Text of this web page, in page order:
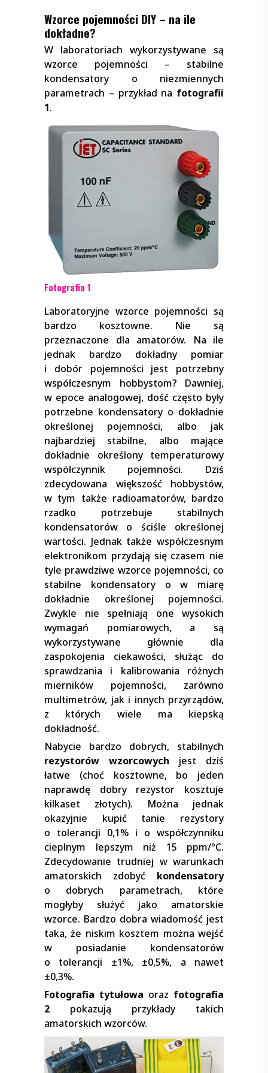
Wzorce pojemności DIY – na ile
dokładne?
W laboratoriach wykorzystywane są
wzorce pojemności – stabilne
kondensatory o niezmiennych
parametrach – przykład na fotografii
1.
Fotografia 1
Laboratoryjne wzorce pojemności są
bardzo kosztowne. Nie są
przeznaczone dla amatorów. Na ile
jednak bardzo dokładny pomiar
i dobór pojemności jest potrzebny
współczesnym hobbystom? Dawniej,
w epoce analogowej, dość często były
potrzebne kondensatory o dokładnie
określonej pojemności, albo jak
najbardziej stabilne, albo mające
dokładnie określony temperaturowy
współczynnik pojemności. Dziś
zdecydowana większość hobbystów,
w tym także radioamatorów, bardzo
rzadko potrzebuje stabilnych
kondensatorów o ściśle określonej
wartości. Jednak także współczesnym
elektronikom przydają się czasem nie
tyle prawdziwe wzorce pojemności, co
stabilne kondensatory o w miarę
dokładnie określonej pojemności.
Zwykle nie spełniają one wysokich
wymagań pomiarowych, a są
wykorzystywane głównie dla
zaspokojenia ciekawości, służąc do
sprawdzania i kalibrowania różnych
mierników pojemności, zarówno
multimetrów, jak i innych przyrządów,
z których wiele ma kiepską
dokładność.
Nabycie bardzo dobrych, stabilnych
rezystorów wzorcowych jest dziś
łatwe (choć kosztowne, bo jeden
naprawdę dobry rezystor kosztuje
kilkaset złotych). Można jednak
okazyjnie kupić tanie rezystory
o tolerancji 0,1% i o współczynniku
cieplnym lepszym niż 15 ppm/°C.
Zdecydowanie trudniej w warunkach
amatorskich zdobyć kondensatory
o dobrych parametrach, które
mogłyby służyć jako amatorskie
wzorce. Bardzo dobra wiadomość jest
taka, że niskim kosztem można wejść
w posiadanie kondensatorów
o tolerancji ±1%, ±0,5%, a nawet
±0,3%.
Fotografia tytułowa oraz fotografia
2 pokazują przykłady takich
amatorskich wzorców.